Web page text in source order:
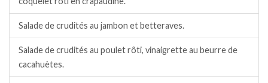
Salade de crudités au jambon et betteraves.
Salade de crudités au poulet rôti, vinaigrette au beurre de
cacahuètes.